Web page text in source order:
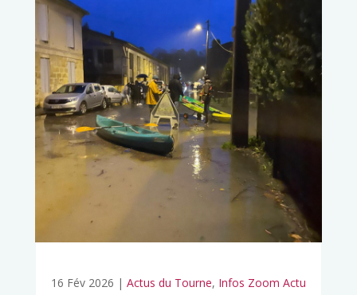
16 Fév 2026 | Actus du Tourne, Infos Zoom Actu